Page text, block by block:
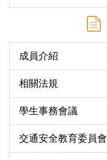
成員介紹
相關法規
學生事務會議
交通安全教育委員會